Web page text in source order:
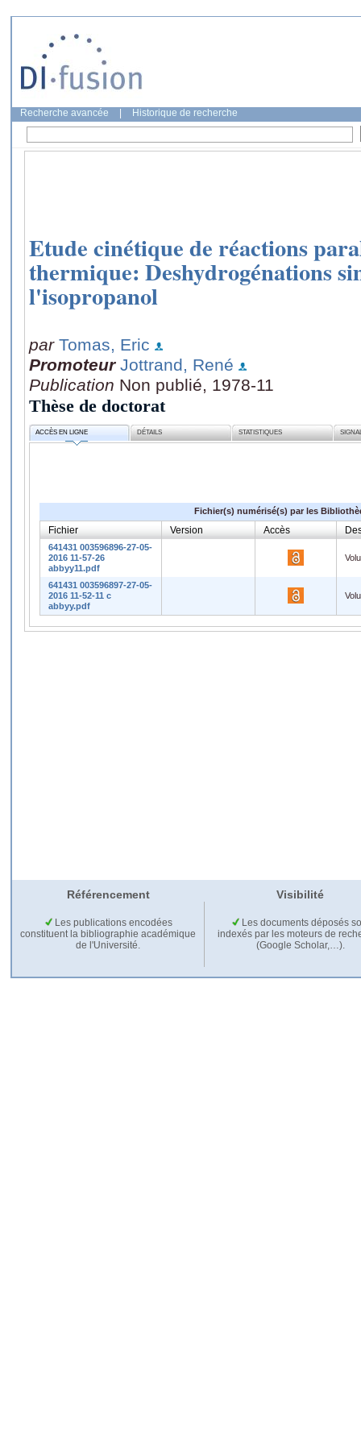
Recherche avancée Historique de recherche
Etude cinétique de réactions
thermique: Deshydrogénations
l'isopropanol
par Tomas, Eric
Promoteur Jottrand, René
Publication Non publié, 1978-11
Thèse de doctorat
ACCÈS EN LIGNE DÉTAILS STATISTIQUES
Fichier(s) numérisé(s) par les
Fichier Version Accès
641431 003596896-27-05-
2016 11-57-26
abbyy11.pdf
641431 003596897-27-05-
2016 11-52-11 c
abbyy.pdf
Référencement Visibilité
Les publications encodées
constituent la bibliographie académique
de l'Université.
Les documents déposés
indexés par les moteurs de
(Google Scholar,…).